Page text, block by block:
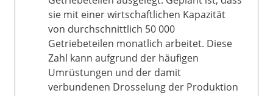
sie mit einer wirtschaftlichen Kapazität
von durchschnittlich 50 000
Getriebeteilen monatlich arbeitet. Diese
Zahl kann aufgrund der häufigen
Umrüstungen und der damit
verbundenen Drosselung der Produktion